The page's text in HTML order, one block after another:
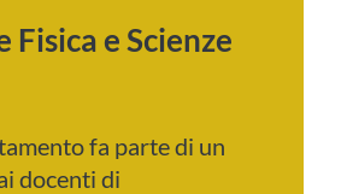
Fisica e Scienze
fa parte di un
docenti di